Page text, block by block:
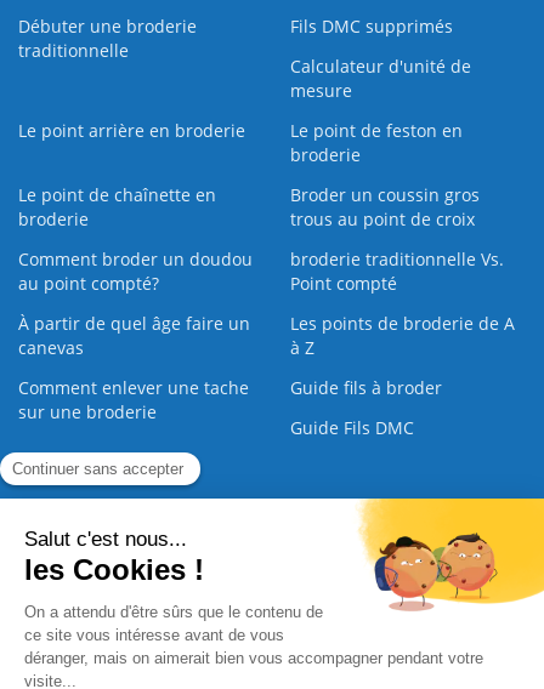
Débuter une broderie
traditionnelle
Fils DMC supprimés
Calculateur d'unité de
mesure
Le point arrière en broderie
Le point de feston en
broderie
Le point de chaînette en
broderie
Broder un coussin gros
trous au point de croix
Comment broder un doudou
au point compté?
broderie traditionnelle Vs.
Point compté
À partir de quel âge faire un
canevas
Les points de broderie de A
à Z
Comment enlever une tache
sur une broderie
Guide fils à broder
Guide Fils DMC
Guide de la Broderie
Commande Papier Qui sommes nous Nous contacter |
Paiement sécurisé